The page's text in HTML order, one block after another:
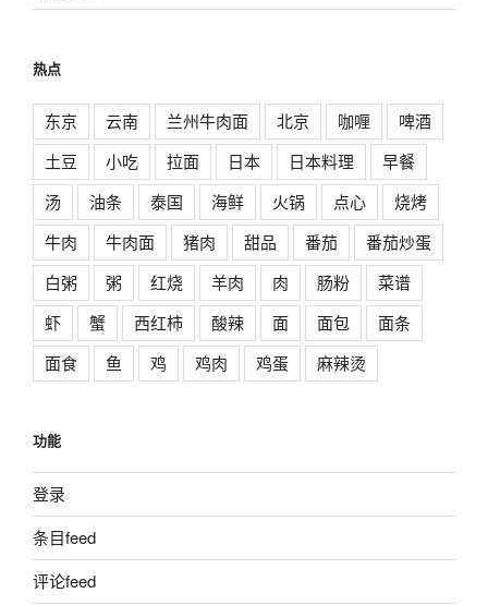
热点
东京 云南 兰州牛肉面 北京 咖喱
啤酒
土豆
小吃 拉面 日本 日本料理
早餐
汤
油条 泰国 海鲜 火锅 点心
烧烤
牛肉
牛肉面 猪肉 甜品 番茄
番茄炒蛋
白粥
粥 红烧 羊肉 肉 肠粉
菜谱
虾
蟹 西红柿 酸辣 面 面包
面条
面食
鱼 鸡 鸡肉 鸡蛋 麻辣烫
功能
登录
条目feed
评论feed